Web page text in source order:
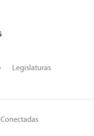
Legislaturas